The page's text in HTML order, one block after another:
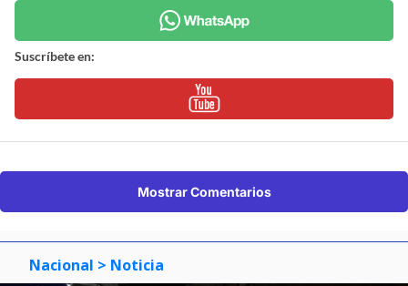
Suscríbete en:
Mostrar Comentarios
Nacional > Noticia